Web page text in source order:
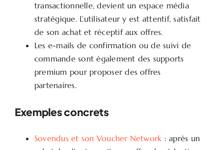
transactionnelle, devient un espace média
stratégique. L’utilisateur y est attentif, satisfait
de son achat et réceptif aux offres.
Les e-mails de confirmation ou de suivi de
commande sont également des supports
premium pour proposer des offres
partenaires.
Exemples concrets
Sovendus et son Voucher Network : après un